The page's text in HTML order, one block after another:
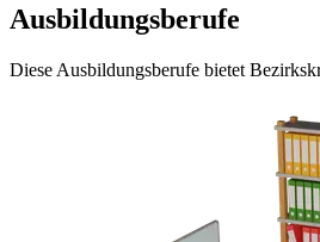
Ausbildungsberufe
Diese Ausbildungsberufe bietet